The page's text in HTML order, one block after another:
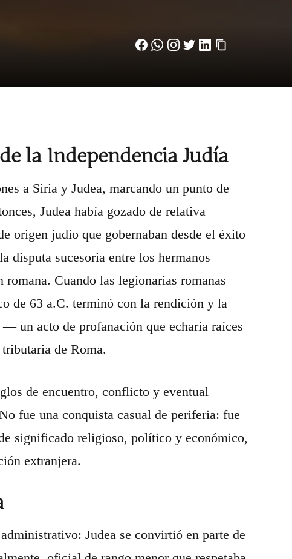
la Independencia Judía
a Siria y Judea, marcando un punto de
Judea había gozado de relativa
origen judío que gobernaban desde el éxito
disputa sucesoria entre los hermanos
Cuando las legionarias romanas
de 63 a.C. terminó con la rendición y la
un acto de profanación que echaría raíces
de Roma.
de encuentro, conflicto y eventual
fue una conquista casual de periferia: fue
significado religioso, político y económico,
extranjera.
Judea se convirtió en parte de